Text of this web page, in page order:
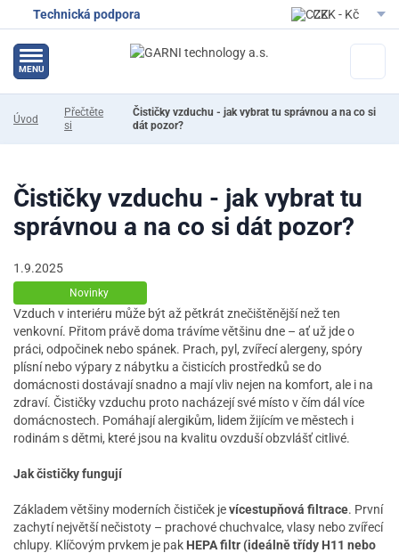
EUR - Eur
CZK - Kč
Technická podpora
MENU
Úvod
Přečtěte
si
Čističky vzduchu - jak vybrat tu správnou a na co si
dát pozor?
Čističky vzduchu - jak vybrat tu
správnou a na co si dát pozor?
1.9.2025
Novinky
Vzduch v interiéru může být až pětkrát znečištěnější než ten
venkovní. Přitom právě doma trávíme většinu dne – ať už jde o
práci, odpočinek nebo spánek. Prach, pyl, zvířecí alergeny, spóry
plísní nebo výpary z nábytku a čisticích prostředků se do
domácnosti dostávají snadno a mají vliv nejen na komfort, ale i na
zdraví. Čističky vzduchu proto nacházejí své místo v čím dál více
domácnostech. Pomáhají alergikům, lidem žijícím ve městech i
rodinám s dětmi, které jsou na kvalitu ovzduší obzvlášť citlivé.
Jak čističky fungují
Základem většiny moderních čističek jevícestupňová filtrace. První
zachytí největší nečistoty – prachové chuchvalce, vlasy nebo zvířecí
chlupy. Klíčovým prvkem je pak HEPA filtr (ideálně třídy H11 nebo